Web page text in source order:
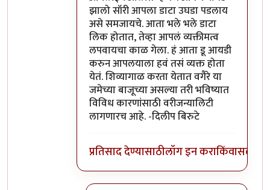
झालो सॉरी आपला डाटा उघडा पडलाय
असे समजायचे. आता भले भले डाटा
लिक होतात, तेव्हा आपलं व्यक्तीमत्व
लपवायचा काळ गेला. हं आता डू आयडी
करुन आपलयाला हवं तसं व्यक्त होता
येतं. शिव्यागाळ करता येतात वगैरे या
जमेच्या बाजूच्या असल्या तरी भविष्यात
विविध कारणांसाठी वरीजन्यालिटी
लागणारच आहे. -दिलीप बिरुटे
प्रतिसाद देण्यासाठीलॉग इन कराकिंवासदस्य